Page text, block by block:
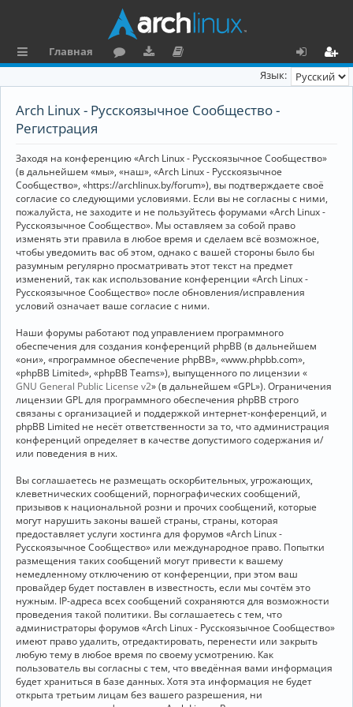
л
и
Главная
н
та
ц
и
я
х
ег
Язык:
Arch Linux - Русскоязычное Сообщество -
Регистрация
Заходя на конференцию «Arch Linux - Русскоязычное Сообщество»
(в дальнейшем «мы», «наш», «Arch Linux - Русскоязычное
Сообщество», «https://archlinux.by/forum»), вы подтверждаете своё
согласие со следующими условиями. Если вы не согласны с ними,
пожалуйста, не заходите и не пользуйтесь форумами «Arch Linux -
Русскоязычное Сообщество». Мы оставляем за собой право
изменять эти правила в любое время и сделаем всё возможное,
чтобы уведомить вас об этом, однако с вашей стороны было бы
разумным регулярно просматривать этот текст на предмет
изменений, так как использование конференции «Arch Linux -
Русскоязычное Сообщество» после обновления/исправления
условий означает ваше согласие с ними.
Наши форумы работают под управлением программного
обеспечения для создания конференций phpBB (в дальнейшем
«они», «программное обеспечение phpBB», «www.phpbb.com»,
«phpBB Limited», «phpBB Teams»), выпущенного по лицензии «
GNU General Public License v2» (в дальнейшем «GPL»). Ограничения
лицензии GPL для программного обеспечения phpBB строго
связаны с организацией и поддержкой интернет-конференций, и
phpBB Limited не несёт ответственности за то, что администрация
конференций определяет в качестве допустимого содержания и/
или поведения в них.
Вы соглашаетесь не размещать оскорбительных, угрожающих,
клеветнических сообщений, порнографических сообщений,
призывов к национальной розни и прочих сообщений, которые
могут нарушить законы вашей страны, страны, которая
предоставляет услуги хостинга для форумов «Arch Linux -
Русскоязычное Сообщество» или международное право. Попытки
размещения таких сообщений могут привести к вашему
немедленному отключению от конференции, при этом ваш
провайдер будет поставлен в известность, если мы сочтём это
нужным. IP-адреса всех сообщений сохраняются для возможности
проведения такой политики. Вы соглашаетесь с тем, что
администраторы форумов «Arch Linux - Русскоязычное Сообщество»
имеют право удалить, отредактировать, перенести или закрыть
любую тему в любое время по своему усмотрению. Как
пользователь вы согласны с тем, что введённая вами информация
будет храниться в базе данных. Хотя эта информация не будет
открыта третьим лицам без вашего разрешения, ни